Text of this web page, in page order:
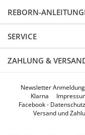
REBORN-
SERVICE
ZAHLUNG &
Newsletter Anmeldung
Klarna
Facebook - Datenschutz
Versand und